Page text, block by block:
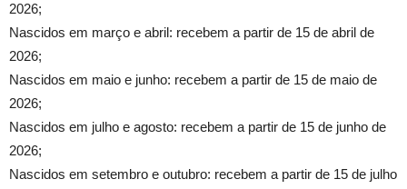
2026;
Nascidos em março e abril: recebem a partir de 15 de abril de
2026;
Nascidos em maio e junho: recebem a partir de 15 de maio de
2026;
Nascidos em julho e agosto: recebem a partir de 15 de junho de
2026;
Nascidos em setembro e outubro: recebem a partir de 15 de julho